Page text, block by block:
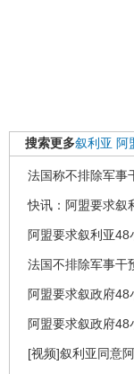
搜索更多叙利亚 阿
法国称不排除军事
快讯：阿盟要求叙
阿盟要求叙利亚
法国不排除军事干
阿盟要求叙政府
阿盟要求叙政府
[视频]叙利亚同意